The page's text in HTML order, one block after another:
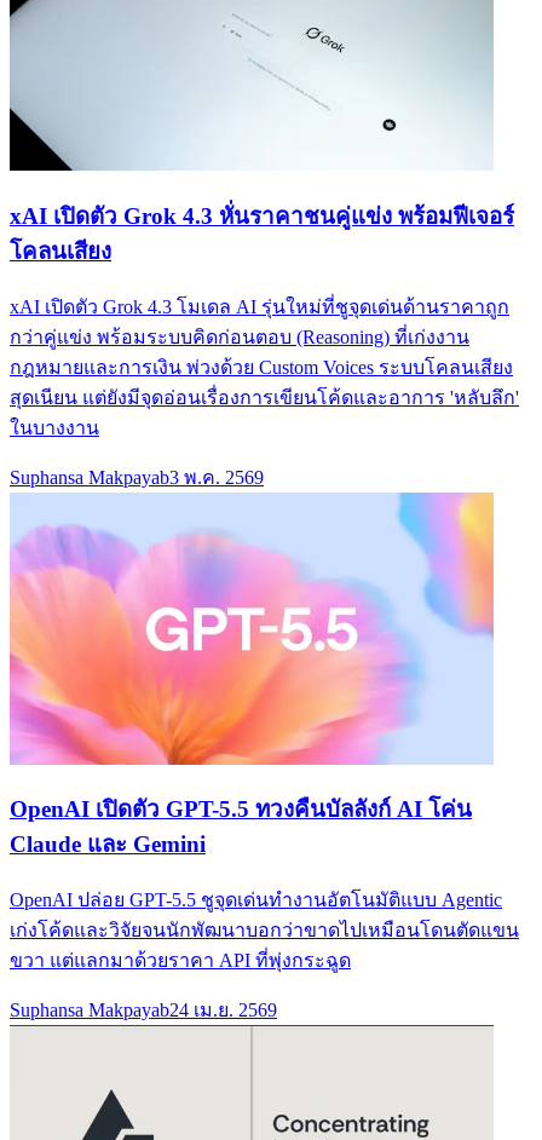
xAI เปิดตัว Grok 4.3 หั่นราคาชนคู่แข่ง พร้อมฟีเจอร์
โคลนเสียง
xAI เปิดตัว Grok 4.3 โมเดล AI รุ่นใหม่ที่ชูจุดเด่นด้านราคาถูก
กว่าคู่แข่ง พร้อมระบบคิดก่อนตอบ (Reasoning) ที่เก่งงาน
กฎหมายและการเงิน พ่วงด้วย Custom Voices ระบบโคลนเสียง
สุดเนียน แต่ยังมีจุดอ่อนเรื่องการเขียนโค้ดและอาการ 'หลับลึก'
ในบางงาน
Suphansa Makpayab3 พ.ค. 2569
OpenAI เปิดตัว GPT-5.5 ทวงคืนบัลลังก์ AI โค่น
Claude และ Gemini
OpenAI ปล่อย GPT-5.5 ชูจุดเด่นทำงานอัตโนมัติแบบ Agentic
เก่งโค้ดและวิจัยจนนักพัฒนาบอกว่าขาดไปเหมือนโดนตัดแขน
ขวา แต่แลกมาด้วยราคา API ที่พุ่งกระฉูด
Suphansa Makpayab24 เม.ย. 2569